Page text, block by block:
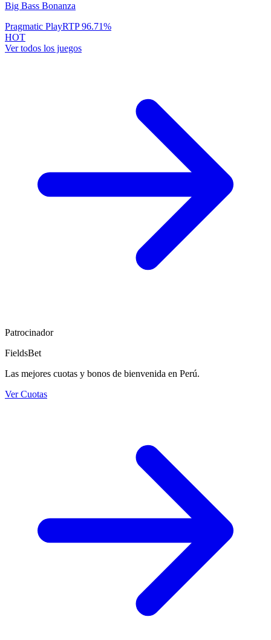
Big Bass Bonanza
Pragmatic PlayRTP96.71%
HOT
Ver todos los juegos
Patrocinador
FieldsBet
Las mejores cuotas y bonos de bienvenida en Perú.
Ver Cuotas